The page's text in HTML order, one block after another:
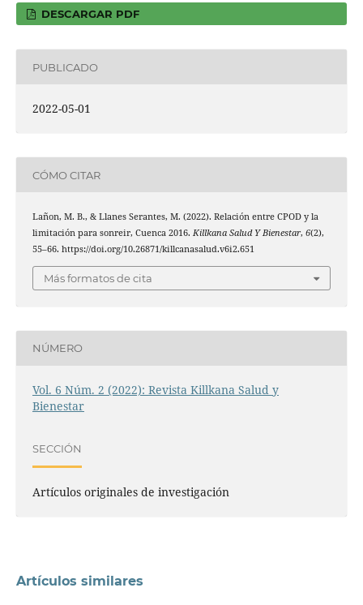
DESCARGAR PDF
PUBLICADO
2022-05-01
CÓMO CITAR
Lañon, M. B., & Llanes Serantes, M. (2022). Relación entre CPOD y la
limitación para sonreir, Cuenca 2016. Killkana Salud Y Bienestar, 6(2),
55–66. https://doi.org/10.26871/killcanasalud.v6i2.651
Más formatos de cita
NÚMERO
Vol. 6 Núm. 2 (2022): Revista Killkana Salud y
Bienestar
SECCIÓN
Artículos originales de investigación
Artículos similares